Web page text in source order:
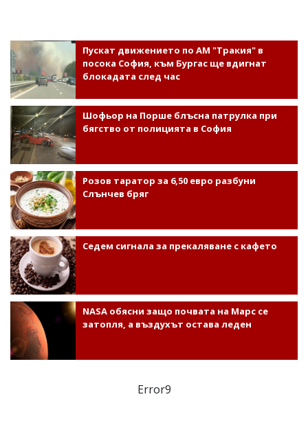
Пускат движението по АМ "Тракия" в
посока София, към Бургас ще вдигнат
блокадата след час
Шофьор на Порше блъсна патрулка при
бягство от полицията в София
Розов таратор за 6,50 евро разбуни
Слънчев бряг
Седем сигнала за прекаляване с кафето
NASA обясни защо почвата на Марс се
затопля, а въздухът остава леден
Error9